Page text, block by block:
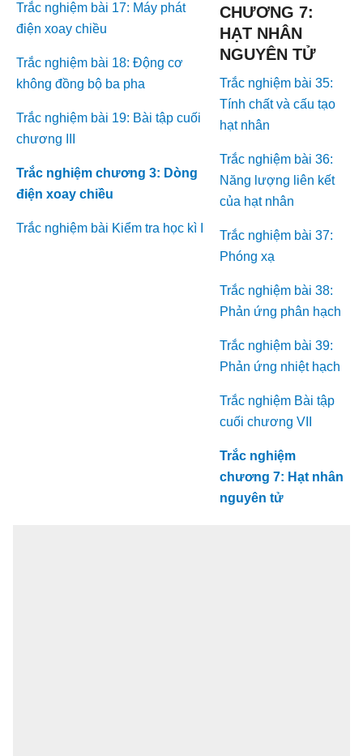
Trắc nghiệm bài 17: Máy phát
điện xoay chiều
Trắc nghiệm bài 18: Động cơ
không đồng bộ ba pha
Trắc nghiệm bài 19: Bài tập cuối
chương III
Trắc nghiệm chương 3: Dòng
điện xoay chiều
Trắc nghiệm bài Kiểm tra học kì I
CHƯƠNG 7:
HẠT NHÂN
NGUYÊN TỬ
Trắc nghiệm bài 35:
Tính chất và cấu tạo
hạt nhân
Trắc nghiệm bài 36:
Năng lượng liên kết
của hạt nhân
Trắc nghiệm bài 37:
Phóng xạ
Trắc nghiệm bài 38:
Phản ứng phân hạch
Trắc nghiệm bài 39:
Phản ứng nhiệt hạch
Trắc nghiệm Bài tập
cuối chương VII
Trắc nghiệm
chương 7: Hạt nhân
nguyên tử